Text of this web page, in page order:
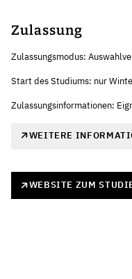
Zulassung
Zulassungsmodus:
Start des Studiums: nur
Zulassungsinformationen:
WEITERE
WEBSITE ZUM